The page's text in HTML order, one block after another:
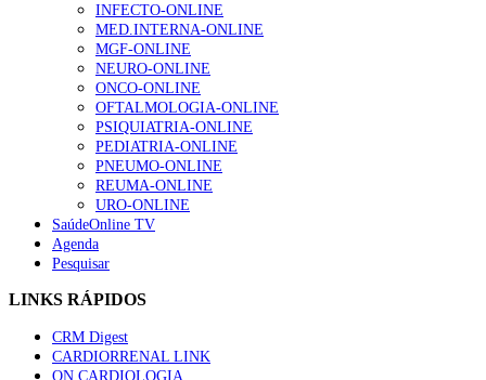
Quase quatro em cada dez doentes com enfarte
apresentavam níveis elevados de Lp(a), revela estudo
86 visualizações
“Os programas de rastreio do cancro do pulmão são
custo-efetivos e representam um investimento
sustentável para os sistemas de saúde”
66 visualizações
Trodelvy aprovado para primeira linha no cancro da
elegíveis para inibidores PD-(L)1
INFECTO-ONLINE
MED.INTERNA-ONLINE
MGF-ONLINE
NEURO-ONLINE
ONCO-ONLINE
OFTALMOLOGIA-ONLINE
PSIQUIATRIA-ONLINE
PEDIATRIA-ONLINE
PNEUMO-ONLINE
REUMA-ONLINE
URO-ONLINE
SaúdeOnline TV
Agenda
Pesquisar
LINKS RÁPIDOS
CRM Digest
CARDIORRENAL LINK
ON CARDIOLOGIA